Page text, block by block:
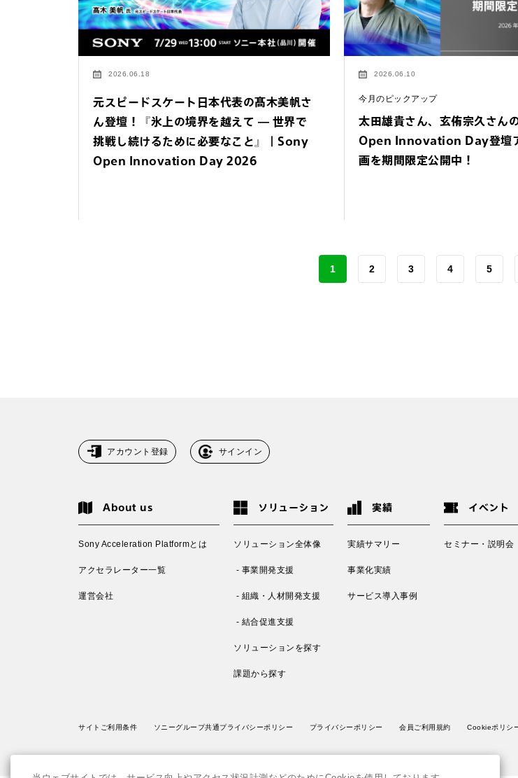
2026.06.18
元スピードスケート日本代表の髙木美帆さ
ん登壇！『氷上の境界を越えて — 世界で
挑戦し続けるために必要なこと』｜Sony
Open Innovation Day 2026
2026.06.10
今月のピックアップ
太田雄貴さん、玄侑宗久さん
Open Innovation Day登壇
画を期間限定公開中！
1 2 3 4 5
アカウント登録 サインイン
About us
Sony Acceleration Platformとは
アクセラレーター一覧
運営会社
ソリューション
ソリューション全体像
- 事業開発支援
- 組織・人材開発支援
- 結合促進支援
ソリューションを探す
課題から探す
実績
実績サマリー
事業化実績
サービス導入事例
イベント
セミナー・説明会
サイトご利用条件 ソニーグループ共通プライバシーポリシー プライバシーポリシー 会員ご利用規約 Cookieポリシ